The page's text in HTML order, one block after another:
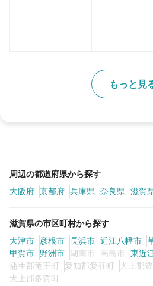
もっと見
周辺の都道府県から探す
大阪府 京都府 兵庫県 奈良県 滋賀
滋賀県の市区町村から探す
大津市
彦根市 長浜市 近江八幡市
甲賀市
野洲市 湖南市 高島市 東近
蒲生郡竜王町
愛知郡愛荘町 犬上郡
犬上郡多賀町